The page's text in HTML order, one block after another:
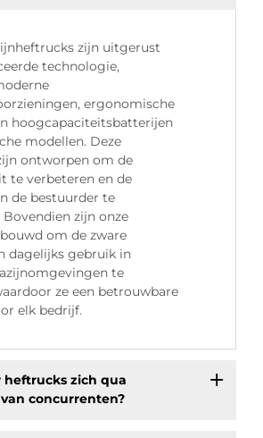
zijn uitgerust
technologie,
ergonomische
hoogcapaciteitsbatterijen
modellen. Deze
ontworpen om de
te verbeteren en de
de bestuurder te
zijn onze
om de zware
dagelijks gebruik in
te
ze een betrouwbare
elk bedrijf.
heftrucks zich qua
concurrenten?